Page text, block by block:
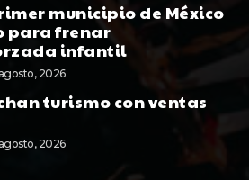
municipio de México
para frenar
infantil
2026
turismo con ventas
2026